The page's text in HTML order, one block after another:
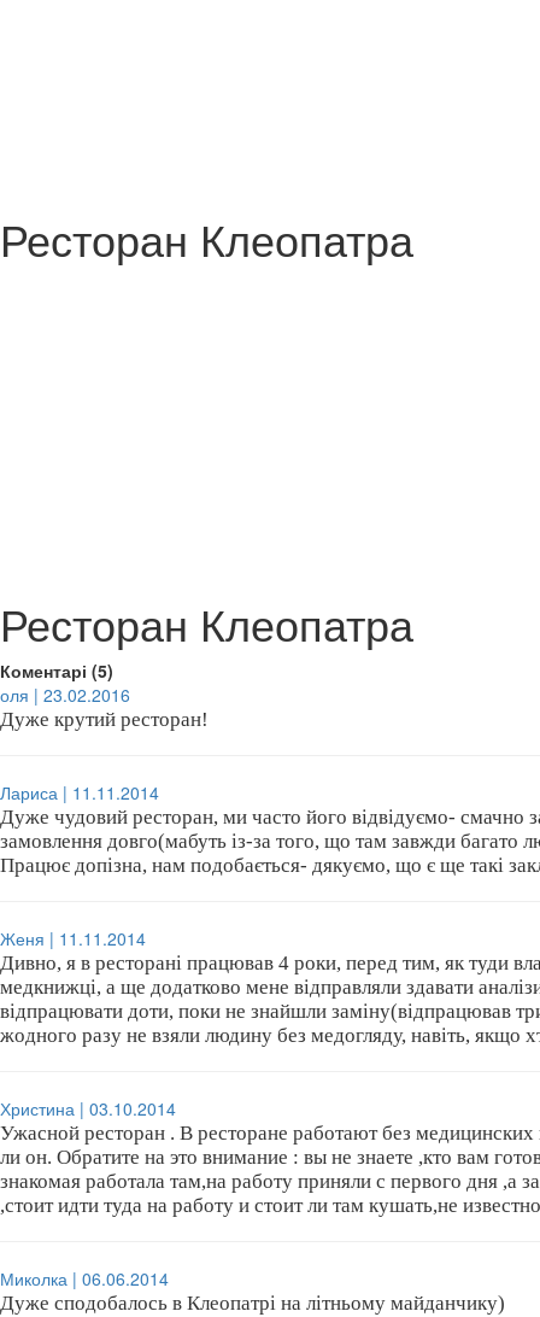
Ресторан Клеопатра
Ресторан Клеопатра
Коментарі (5)
оля | 23.02.2016
Дуже крутий ресторан!
Лариса | 11.11.2014
Дуже чудовий ресторан, ми часто його відвідуємо- смачно
замовлення довго(мабуть із-за того, що там завжди багато
Працює допізна, нам подобається- дякуємо, що є ще такі
Женя | 11.11.2014
Дивно, я в ресторані працював 4 роки, перед тим, як туди
медкнижці, а ще додатково мене відправляли здавати
відпрацювати доти, поки не знайшли заміну(відпрацював
жодного разу не взяли людину без медогляду, навіть, якщо
Христина | 03.10.2014
Ужасной ресторан . В ресторане работают без
ли он. Обратите на это внимание : вы не знаете ,кто вам
знакомая работала там,на работу приняли с первого дня ,а
,стоит идти туда на работу и стоит ли там кушать,не
Миколка | 06.06.2014
Дуже сподобалось в Клеопатрі на літньому майданчику)